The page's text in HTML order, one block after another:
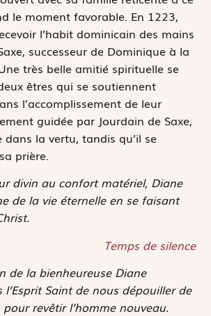
le moment favorable. En 1223,
l’habit dominicain des mains
successeur de Dominique à la
très belle amitié spirituelle se
êtres qui se soutiennent
l’accomplissement de leur
guidée par Jourdain de Saxe,
dans la vertu, tandis qu’il se
prière.
divin au confort matériel, Diane
de la vie éternelle en se faisant
Temps de silence
de la bienheureuse Diane
l’Esprit Saint de nous dépouiller de
pour revêtir l’homme nouveau.